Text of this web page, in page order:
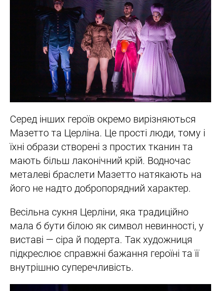
Серед інших героїв окремо вирізняються
Мазетто та Церліна. Це прості люди, тому і
їхні образи створені з простих тканин та
мають більш лаконічний крій. Водночас
металеві браслети Мазетто натякають на
його не надто добропорядний характер.
Весільна сукня Церліни, яка традиційно
мала б бути білою як символ невинності, у
виставі — сіра й подерта. Так художниця
підкреслює справжні бажання героїні та її
внутрішню суперечливість.